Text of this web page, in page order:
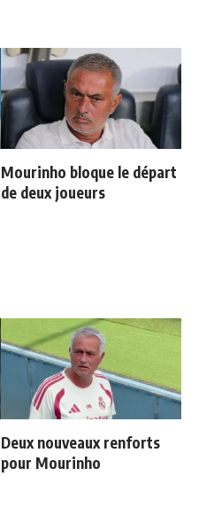
Mourinho bloque le départ
de deux joueurs
Deux nouveaux renforts
pour Mourinho